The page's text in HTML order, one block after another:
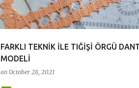
FARKLI TEKNİK İLE TIĞİŞİ ÖRGÜ
MODELİ
on October 28, 2021